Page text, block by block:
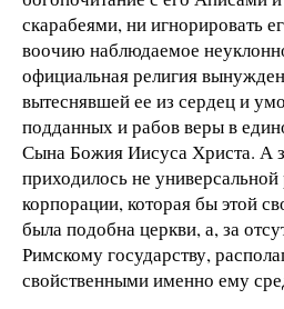
скарабеями, ни игнорировать
воочию наблюдаемое
официальная религия
вытеснявшей ее из сердец и
подданных и рабов веры в
Сына Божия Иисуса Христа. А
приходилось не
корпорации, которая бы этой
была подобна церкви, а, за
Римскому государству,
свойственными именно ему